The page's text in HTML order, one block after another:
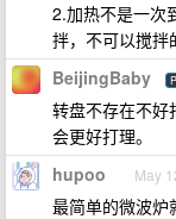
2.加热不是一次
拌，不可以搅拌
BeijingBaby
转盘不存在不好
会更好打理。
hupoo May
最简单的微波炉